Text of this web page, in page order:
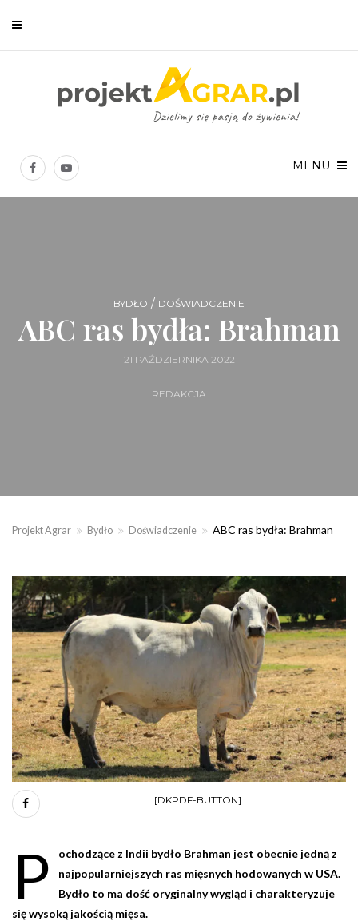
MENU
BYDŁO / DOŚWIADCZENIE
ABC ras bydła: Brahman
21 PAŹDZIERNIKA 2022
REDAKCJA
Projekt Agrar Bydło Doświadczenie ABC ras bydła: Brahman
[DKPDF-BUTTON]
P
ochodzące z Indii bydło Brahman jest obecnie jedną z
najpopularniejszych ras mięsnych hodowanych w USA.
Bydło to ma dość oryginalny wygląd i charakteryzuje
się wysoką jakością mięsa.
Chcesz być na bieżąco? Zostaw swój e-mail, a raz w tygodniu
prześlemy Ci nasze najlepsze artykuły!